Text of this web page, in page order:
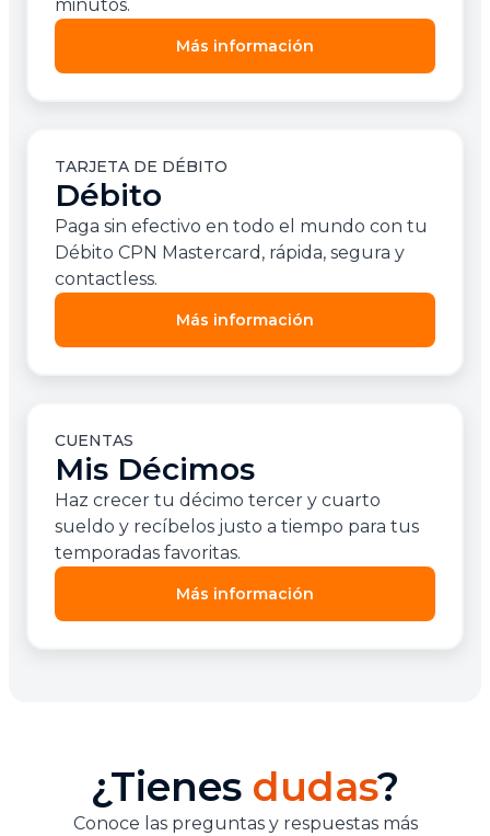
minutos.
Más información
TARJETA DE DÉBITO
Débito
Paga sin efectivo en todo el mundo con tu
Débito CPN Mastercard, rápida, segura y
contactless.
Más información
CUENTAS
Mis Décimos
Haz crecer tu décimo tercer y cuarto
sueldo y recíbelos justo a tiempo para tus
temporadas favoritas.
Más información
¿Tienes dudas?
Conoce las preguntas y respuestas más